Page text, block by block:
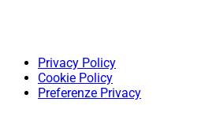
Privacy Policy
Cookie Policy
Preferenze Privacy